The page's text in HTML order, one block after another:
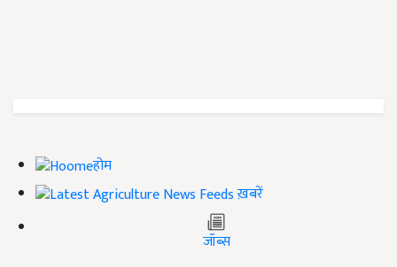
होम
ख़बरें
जॉब्स